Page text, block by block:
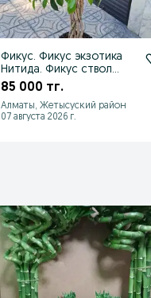
Фикус. Фикус экзотика
Нитида. Фикус ствол
коса.
85 000 тг.
Алматы, Жетысуский район
07 августа 2026 г.